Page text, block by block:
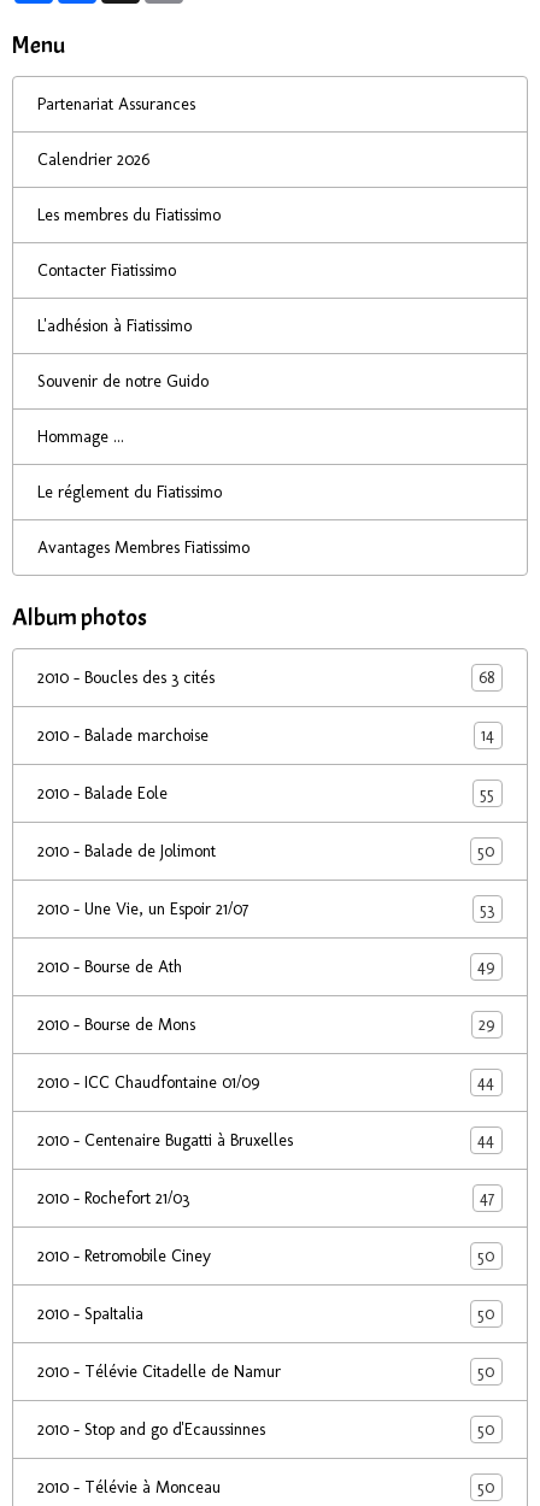
Menu
Partenariat Assurances
Calendrier 2026
Les membres du Fiatissimo
Contacter Fiatissimo
L'adhésion à Fiatissimo
Souvenir de notre Guido
Hommage ...
Le réglement du Fiatissimo
Avantages Membres Fiatissimo
Album photos
2010 - Boucles des 3 cités 68
2010 - Balade marchoise 14
2010 - Balade Eole 55
2010 - Balade de Jolimont 50
2010 - Une Vie, un Espoir 21/07 53
2010 - Bourse de Ath 49
2010 - Bourse de Mons 29
2010 - ICC Chaudfontaine 01/09 44
2010 - Centenaire Bugatti à Bruxelles 44
2010 - Rochefort 21/03 47
2010 - Retromobile Ciney 50
2010 - SpaItalia 50
2010 - Télévie Citadelle de Namur 50
2010 - Stop and go d'Ecaussinnes 50
2010 - Télévie à Monceau 50